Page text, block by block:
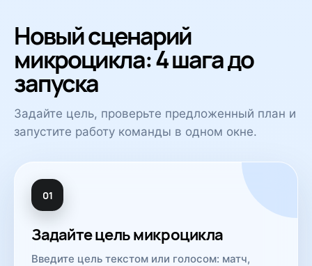
Новый сценарий
микроцикла: 4 шага до
запуска
Задайте цель, проверьте предложенный план и
запустите работу команды в одном окне.
01
Задайте цель микроцикла
Введите цель текстом или голосом: матч,